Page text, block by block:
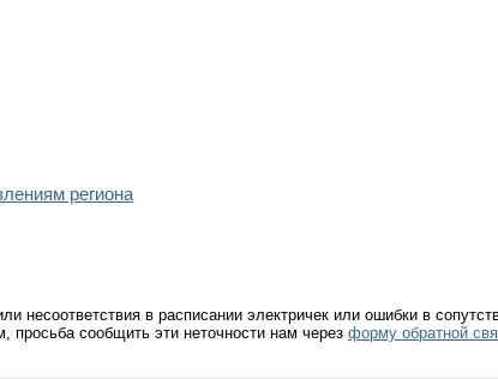
региона
несоответствия в расписании электричек или ошибки в
просьба сообщить эти неточности нам через форму обратной